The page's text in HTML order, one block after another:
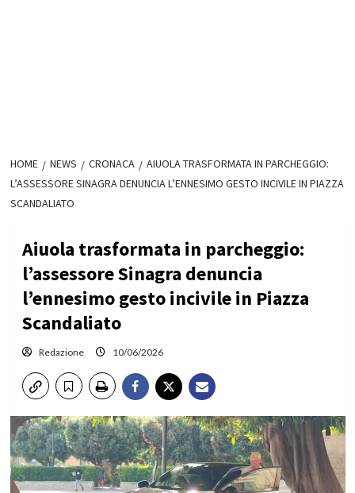
HOME NEWS CRONACA
AIUOLA TRASFORMATA IN PARCHEGGIO:
L’ASSESSORE SINAGRA DENUNCIA L’ENNESIMO GESTO INCIVILE IN PIAZZA
SCANDALIATO
Aiuola trasformata in parcheggio:
l’assessore Sinagra denuncia
l’ennesimo gesto incivile in Piazza
Scandaliato
Redazione 10/06/2026